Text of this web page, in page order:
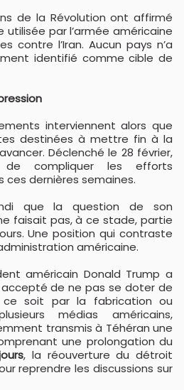
de la Révolution ont affirmé
par l’armée américaine
contre l’Iran. Aucun pays n’a
identifié comme cible de
interviennent alors que
destinées à mettre fin à la
Déclenché le 28 février,
compliquer les efforts
dernières semaines.
que la question de son
faisait pas, à ce stade, partie
Une position qui contraste
américaine.
américain Donald Trump a
accepté de ne pas se doter de
ce soit par la fabrication ou
médias américains,
transmis à Téhéran une
une prolongation du
, la réouverture du détroit
reprendre les discussions sur